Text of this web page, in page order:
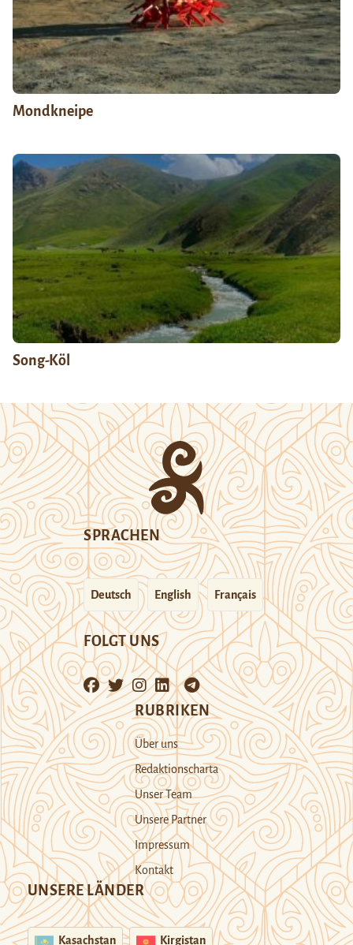
Mondkneipe
Song-Köl
SPRACHEN
Deutsch English Français
FOLGT UNS
RUBRIKEN
Über uns
Redaktionscharta
Unser Team
Unsere Partner
Impressum
Kontakt
UNSERE LÄNDER
Kasachstan Kirgistan